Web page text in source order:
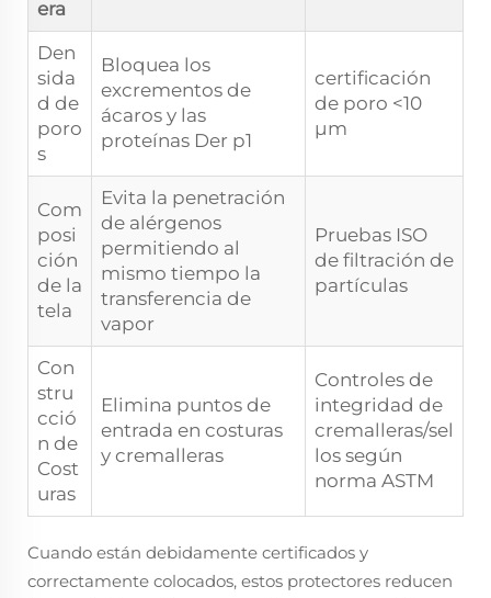
era
Den
sida
d de
poro
s
Bloquea los
excrementos de
ácaros y las
proteínas Der p1
certificación
de poro <10
µm
Com
posi
ción
de la
tela
Evita la penetración
de alérgenos
permitiendo al
mismo tiempo la
transferencia de
vapor
Pruebas ISO
de filtración de
partículas
Con
stru
cció
n de
Cost
uras
Elimina puntos de
entrada en costuras
y cremalleras
Controles de
integridad de
cremalleras/sel
los según
norma ASTM
Cuando están debidamente certificados y
correctamente colocados, estos protectores reducen